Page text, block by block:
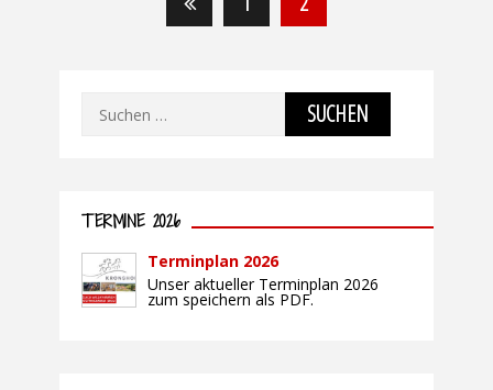
Suchen
TERMINE 2026
Terminplan 2026
Unser aktueller Terminplan 2026
zum speichern als PDF.